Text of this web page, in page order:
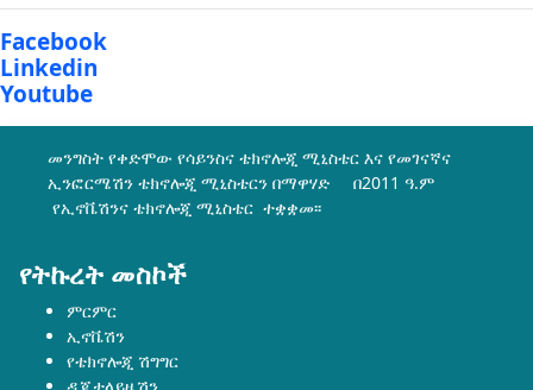
Facebook
Linkedin
Youtube
መንግስት የቀድሞው የሳይንስና ቴክኖሎጂ ሚኒስቴር እና የመገናኛና
ኢንፎርሜሽን ቴክኖሎጂ ሚኒስቴርን በማዋሃድ በ2011 ዓ.ም
የኢኖቬሽንና ቴክኖሎጂ ሚኒስቴር ተቋቋመ፡፡
የትኩረት መስኮች
ምርምር
ኢኖቬሽን
የቴክኖሎጂ ሽግግር